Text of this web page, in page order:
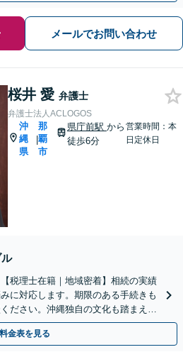
メールでお問い合わせ
桜井 愛 弁護士
弁護士法人ACLOGOS
沖
縄
県
|
那
覇
市
県庁前駅 から
徒歩6分
営業時間：本
日定休日
税理士在籍｜地域密着】相続の実績
に対応します。期限のある手続きも
ださい。沖縄独自の文化も踏まえ解
料金表を見る